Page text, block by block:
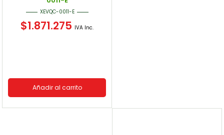
XEVQC-0011-E
$1.871.275 IVA Inc.
Añadir al carrito